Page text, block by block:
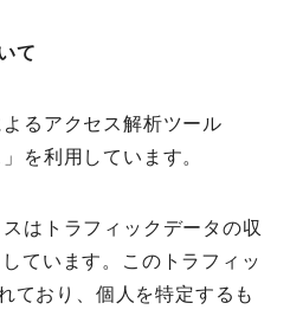
て
るアクセス解析ツール
を利用しています。
はトラフィックデータの収
ています。このトラフィッ
ており、個人を特定するも